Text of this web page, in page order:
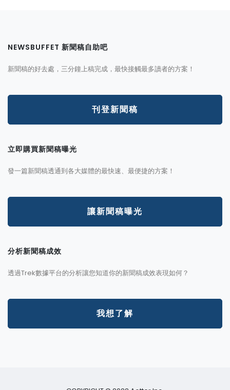
NEWSBUFFET 新聞稿自助吧
新聞稿的好去處，三分鐘上稿完成，最快接觸最多讀者的方案！
刊登新聞稿
立即購買新聞稿曝光
發一篇新聞稿透通到各大媒體的最快速、最便捷的方案！
讓新聞稿曝光
分析新聞稿成效
透過Trek數據平台的分析讓您知道你的新聞稿成效表現如何？
我想了解